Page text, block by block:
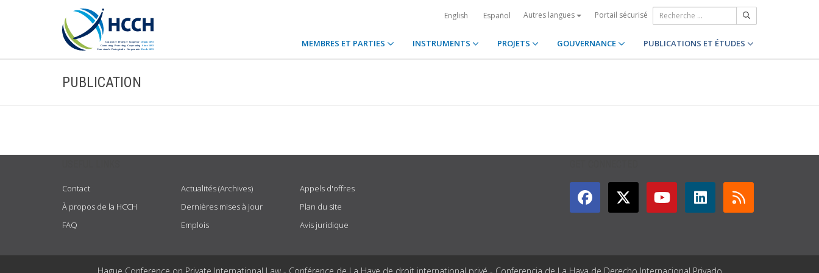
English Español Autres langues Portail sécurisé
MEMBRES ET PARTIES INSTRUMENTS PROJETS GOUVERNANCE PUBLICATIONS ET ÉTUDES
PUBLICATION
Contact
À propos de la HCCH
FAQ
Actualités (Archives)
Dernières mises à jour
Emplois
Appels d'offres
Plan du site
Avis juridique